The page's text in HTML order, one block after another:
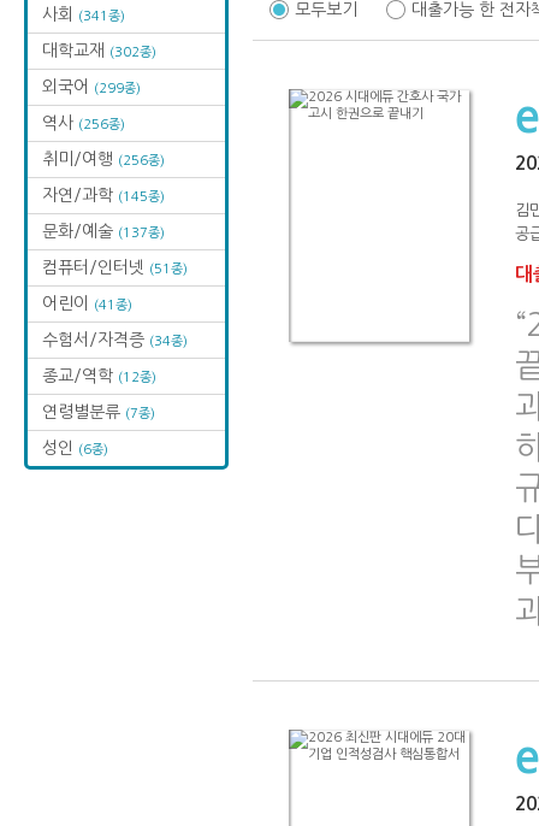
사회 (341종)
대학교재 (302종)
외국어 (299종)
역사 (256종)
취미/여행 (256종)
자연/과학 (145종)
문화/예술 (137종)
컴퓨터/인터넷 (51종)
어린이 (41종)
수험서/자격증 (34종)
종교/역학 (12종)
연령별분류 (7종)
성인 (6종)
모두보기 대출가능 한 전자
김
공
대